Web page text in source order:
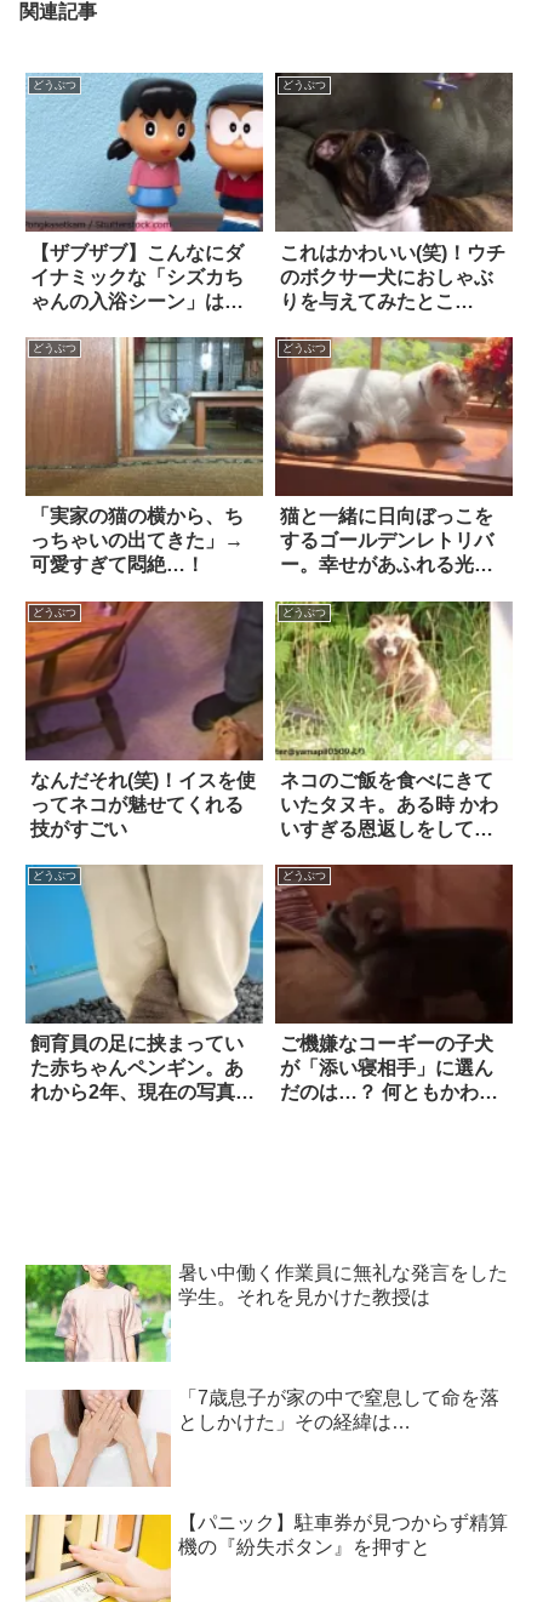
関連記事
どうぶつ
【ザブザブ】こんなにダ
イナミックな「シズカち
ゃんの入浴シーン」は、
どうぶつ
これはかわいい(笑)！ウチ
のボクサー犬におしゃぶ
りを与えてみたとこ
どうぶつ
「実家の猫の横から、ち
っちゃいの出てきた」→
可愛すぎて悶絶…！
どうぶつ
猫と一緒に日向ぼっこを
するゴールデンレトリバ
ー。幸せがあふれる光景
どうぶつ
なんだそれ(笑)！イスを使
ってネコが魅せてくれる
技がすごい
どうぶつ
ネコのご飯を食べにきて
いたタヌキ。ある時 かわ
いすぎる恩返しをして帰
どうぶつ
飼育員の足に挟まってい
た赤ちゃんペンギン。あ
れから2年、現在の写真を
どうぶつ
ご機嫌なコーギーの子犬
が「添い寝相手」に選ん
だのは…？ 何ともかわい
暑い中働く作業員に無礼な発言をした
学生。それを見かけた教授は
「7歳息子が家の中で窒息して命を落
としかけた」その経緯は…
【パニック】駐車券が見つからず精算
機の『紛失ボタン』を押すと